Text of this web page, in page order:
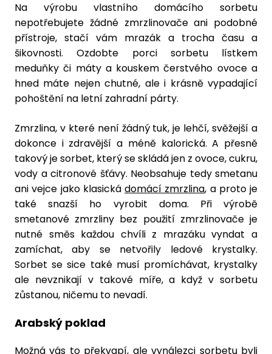
Na výrobu vlastního domácího sorbetu
nepotřebujete žádné zmrzlinovače ani podobné
přístroje, stačí vám mrazák a trocha času a
šikovnosti. Ozdobte porci sorbetu lístkem
meduňky či máty a kouskem čerstvého ovoce a
hned máte nejen chutné, ale i krásně vypadající
pohoštění na letní zahradní párty.
Zmrzlina, v které není žádný tuk, je lehčí, svěžejší a
dokonce i zdravější a méně kalorická. A přesně
takový je sorbet, který se skládá jen z ovoce, cukru,
vody a citronové šťávy. Neobsahuje tedy smetanu
ani vejce jako klasická domácí zmrzlina, a proto je
také snazší ho vyrobit doma. Při výrobě
smetanové zmrzliny bez použití zmrzlinovače je
nutné směs každou chvíli z mrazáku vyndat a
zamíchat, aby se netvořily ledové krystalky.
Sorbet se sice také musí promíchávat, krystalky
ale nevznikají v takové míře, a když v sorbetu
zůstanou, ničemu to nevadí.
Arabský poklad
Možná vás to překvapí, ale vynálezci sorbetu byli